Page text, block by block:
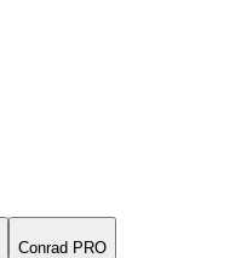
Conrad PRO